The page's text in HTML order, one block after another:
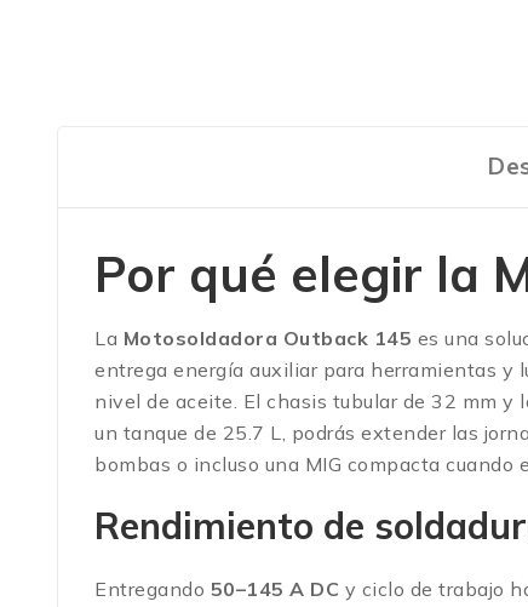
Por qué elegir la
La Motosoldadora Outback 145 es una
entrega energía auxiliar para herramientas y
nivel de aceite. El chasis tubular de 32 mm y
un tanque de 25.7 L, podrás extender las
bombas o incluso una MIG compacta cuando
Rendimiento de
Entregando 50–145 A DC y ciclo de trabajo